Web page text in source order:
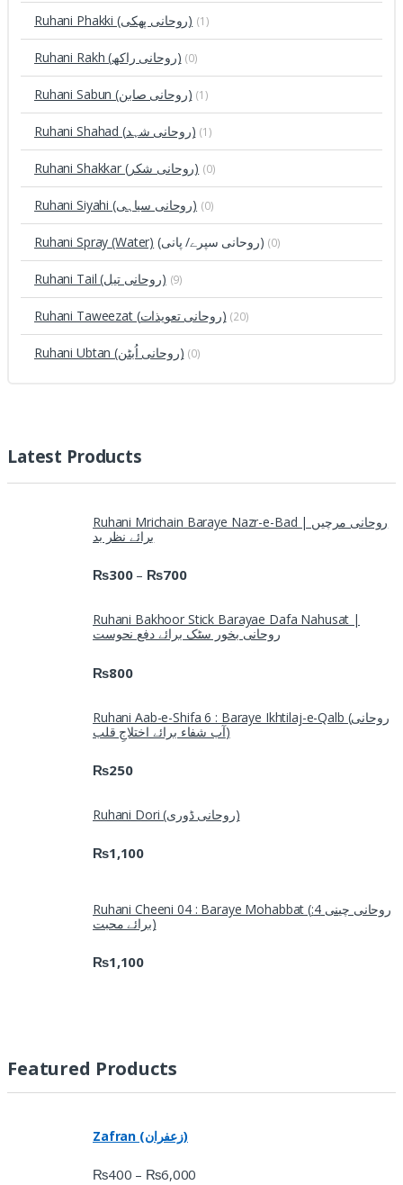
Ruhani Phakki (روحانی پھکی) (1)
Ruhani Rakh (روحانی راکھ) (0)
Ruhani Sabun (روحانی صابن) (1)
Ruhani Shahad (روحانی شہد) (1)
Ruhani Shakkar (روحانی شکر) (0)
Ruhani Siyahi (روحانی سیاہی) (0)
Ruhani Spray (Water) (روحانی سپرے/ پانی) (0)
Ruhani Tail (روحانی تیل) (9)
Ruhani Taweezat (روحانی تعویذات) (20)
Ruhani Ubtan (روحانی اُبٹن) (0)
Latest Products
Ruhani Mrichain Baraye Nazr-e-Bad | روحانی مرچیں
برائے نظر بد
₨300– ₨700
Ruhani Bakhoor Stick Barayae Dafa Nahusat |
روحانی بخور سٹک برائے دفع نحوست
₨800
Ruhani Aab-e-Shifa 6 : Baraye Ikhtilaj-e-Qalb (روحانی
آب شفاء برائے اختلاجِ قلب)
₨250
Ruhani Dori (روحانی ڈوری)
₨1,100
Ruhani Cheeni 04 : Baraye Mohabbat (روحانی چینی 4:
برائے محبت)
₨1,100
Featured Products
Zafran (زعفران)
₨400 – ₨6,000